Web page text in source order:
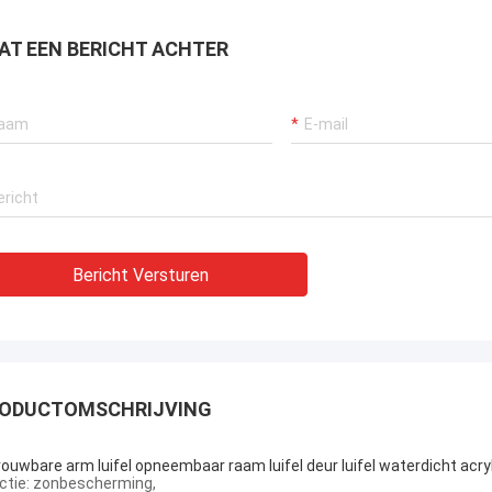
EEN BERICHT ACHTER
Bericht Versturen
arm luifel opneembaar raam luifel deur luifel waterdicht
zonbescherming,